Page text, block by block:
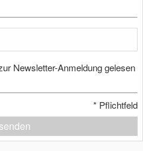
Newsletter-Anmeldung gelesen
* Pflichtfeld